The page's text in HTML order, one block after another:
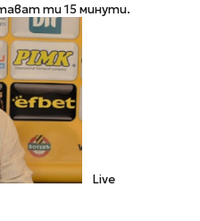
ти 15 минути.
Live